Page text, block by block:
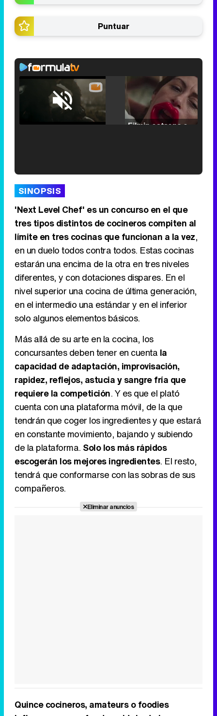
Puntuar
Unmute /
Tráiler de '33 días', la nueva serie de Atresplayer con Julián Villagrán y José Manuel Poga
Tráiler en catalán de 'Ravalear', la nueva serie de HBO Max sobre los fondos buitre
SINOPSIS
'Next Level Chef' es un concurso en el que
tres tipos distintos de cocineros compiten al
límite en tres cocinas que funcionan a la vez,
en un duelo todos contra todos. Estas cocinas
estarán una encima de la otra en tres niveles
diferentes, y con dotaciones dispares. En el
nivel superior una cocina de última generación,
en el intermedio una estándar y en el inferior
solo algunos elementos básicos.
Más allá de su arte en la cocina, los
concursantes deben tener en cuenta la
capacidad de adaptación, improvisación,
rapidez, reflejos, astucia y sangre fría que
requiere la competición. Y es que el plató
cuenta con una plataforma móvil, de la que
tendrán que coger los ingredientes y que estará
en constante movimiento, bajando y subiendo
de la plataforma. Solo los más rápidos
escogerán los mejores ingredientes. El resto,
tendrá que conformarse con las sobras de sus
compañeros.
Eliminar anuncios
Quince cocineros, amateurs o foodies